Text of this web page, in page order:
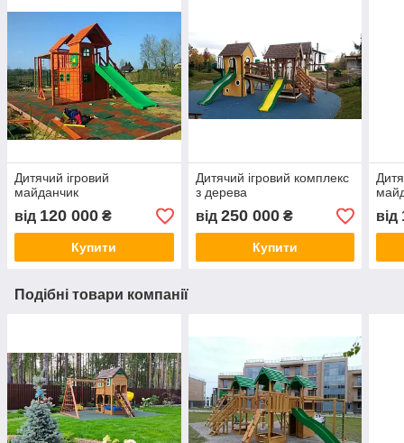
Дитячий ігровий
майданчик
від 120 000 ₴
Купити
Дитячий ігровий комплекс
з дерева
від 250 000₴
Купити
від
Подібні товари компанії